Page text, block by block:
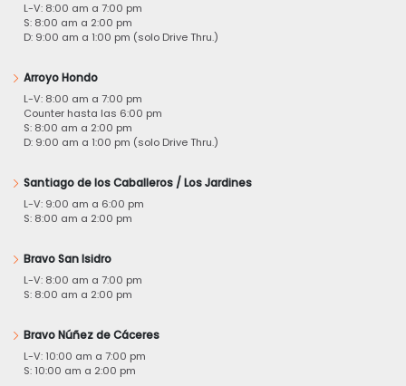
L-V: 8:00 am a 7:00 pm
S: 8:00 am a 2:00 pm
D: 9:00 am a 1:00 pm (solo Drive Thru.)
Arroyo Hondo
L-V: 8:00 am a 7:00 pm
Counter hasta las 6:00 pm
S: 8:00 am a 2:00 pm
D: 9:00 am a 1:00 pm (solo Drive Thru.)
Santiago de los Caballeros / Los Jardines
L-V: 9:00 am a 6:00 pm
S: 8:00 am a 2:00 pm
Bravo San Isidro
L-V: 8:00 am a 7:00 pm
S: 8:00 am a 2:00 pm
Bravo Núñez de Cáceres
L-V: 10:00 am a 7:00 pm
S: 10:00 am a 2:00 pm